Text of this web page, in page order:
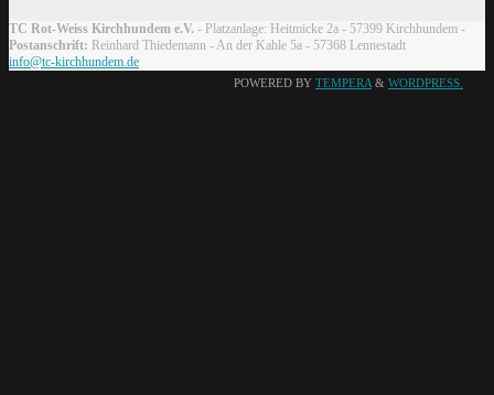
TC Rot-Weiss Kirchhundem e.V. - Platzanlage: Heitmicke 2a - 57399 Kirchhundem -
Postanschrift: Reinhard Thiedemann - An der Kahle 5a - 57368 Lennestadt
info@tc-kirchhundem.de
POWERED BY TEMPERA & WORDPRESS.